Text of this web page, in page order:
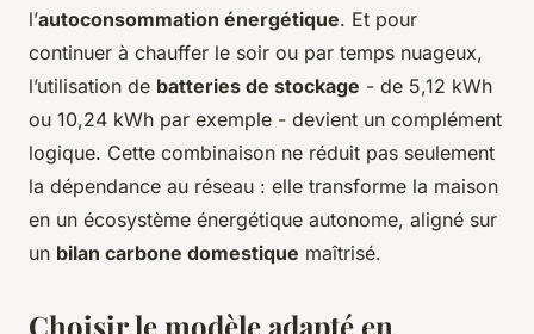
l’autoconsommation énergétique. Et pour
continuer à chauffer le soir ou par temps nuageux,
l’utilisation de batteries de stockage - de 5,12 kWh
ou 10,24 kWh par exemple - devient un complément
logique. Cette combinaison ne réduit pas seulement
la dépendance au réseau : elle transforme la maison
en un écosystème énergétique autonome, aligné sur
un bilan carbone domestique maîtrisé.
Choisir le modèle adapté en